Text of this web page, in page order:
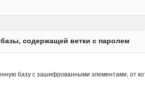
содержащей ветки с паролем
базу с зашифрованными элементами, от